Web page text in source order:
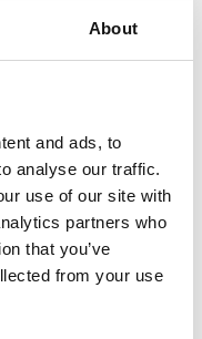
About
and ads, to
analyse our traffic.
use of our site with
partners who
that you’ve
from your use